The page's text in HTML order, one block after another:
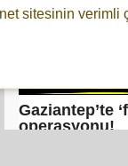
Gaziantep’te
operasyonu!
sitesinin verimli